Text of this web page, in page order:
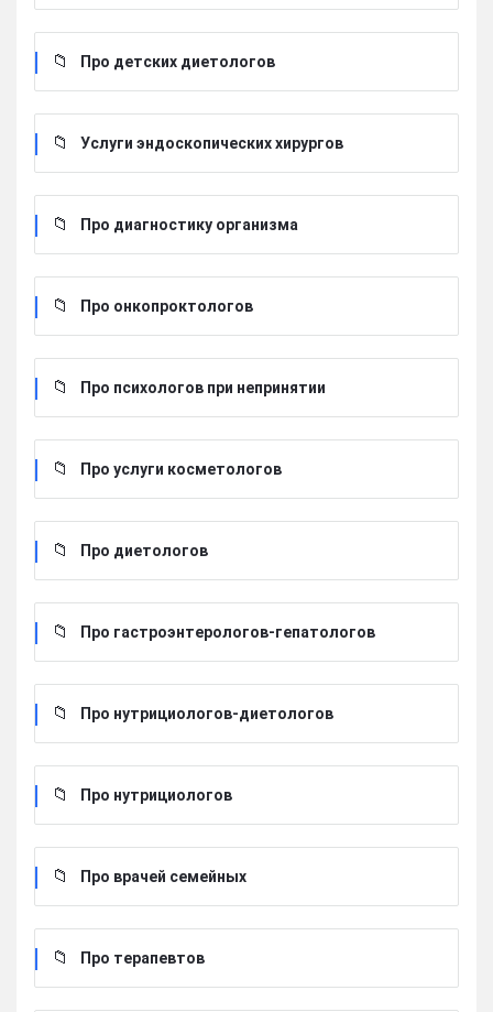
Про детских диетологов
Услуги эндоскопических хирургов
Про диагностику организма
Про онкопроктологов
Про психологов при непринятии
Про услуги косметологов
Про диетологов
Про гастроэнтерологов-гепатологов
Про нутрициологов-диетологов
Про нутрициологов
Про врачей семейных
Про терапевтов